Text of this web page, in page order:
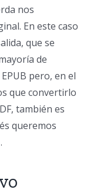
nos
En este caso
que se
de
pero, en el
que convertirlo
también es
queremos